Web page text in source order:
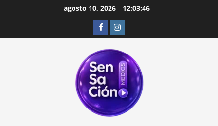
agosto 10, 2026 12:03:47
FacebookInstagram